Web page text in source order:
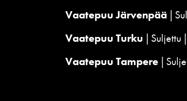
Vaatepuu Järvenpää
Vaatepuu Turku
Suljettu
Vaatepuu Tampere